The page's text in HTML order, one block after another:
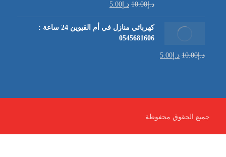
د.إ10.00 د.إ 5.00
كهربائي منازل في أم القيوين 24 ساعة :
0545681606
د.إ10.00 د.إ 5.00
جميع الحقوق محفوظة